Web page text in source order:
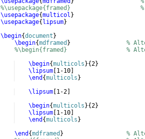
%\usepackage{framed}                    %
\usepackage{multicol }
\usepackage{ lipsum}
\begin{document }
\begin{mdframed }
%
%\begin{framed}                 %
\begin{multicols }{2}
\lipsum 1-10
\end {multicols }
\lipsum 1-2
\begin{multicols }{2}
\lipsum 1-10
\end {multicols }
\end {mdframed }
%